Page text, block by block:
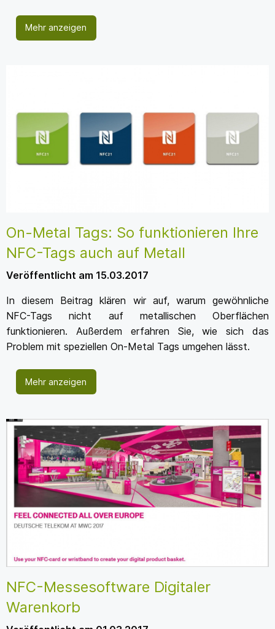
Mehr anzeigen
On-Metal Tags: So funktionieren Ihre
NFC-Tags auch auf Metall
Veröffentlicht am 15.03.2017
In diesem Beitrag klären wir auf, warum gewöhnliche
NFC-Tags nicht auf metallischen Oberflächen
funktionieren. Außerdem erfahren Sie, wie sich das
Problem mit speziellen On-Metal Tags umgehen lässt.
Mehr anzeigen
NFC-Messesoftware Digitaler
Warenkorb